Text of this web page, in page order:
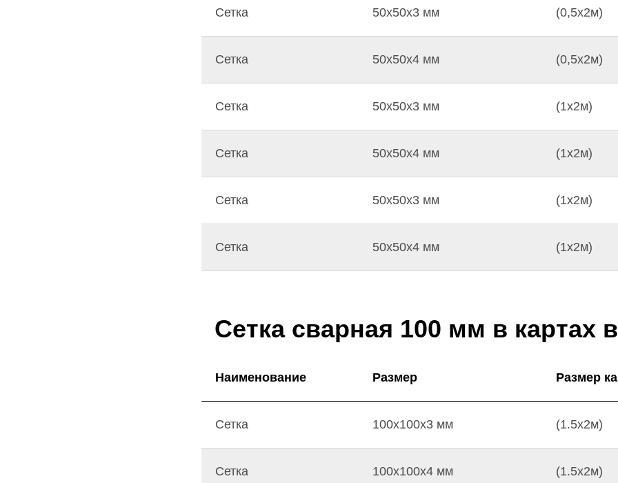
Сетка 50х50х3 мм (0,5х2м)
Сетка 50х50х4 мм (0,5х2м)
Сетка 50х50х3 мм (1х2м)
Сетка 50х50х4 мм (1х2м)
Сетка 50х50х3 мм (1х2м)
Сетка 50х50х4 мм (1х2м)
Сетка сварная 100 мм в картах
Наименование Размер Размер
Сетка 100х100х3 мм (1.5х2м)
Сетка 100х100х4 мм (1.5х2м)